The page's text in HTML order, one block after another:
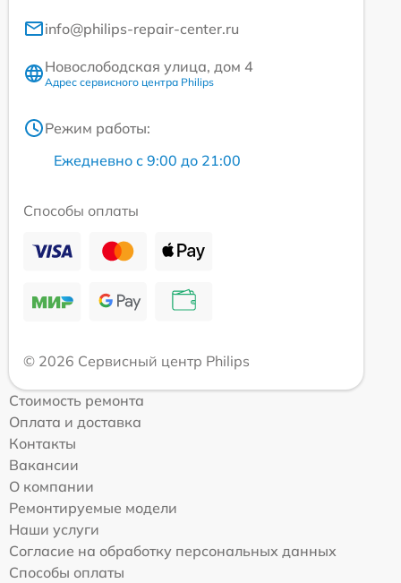
info@philips-repair-center.ru
Новослободская улица, дом 4
Адрес сервисного центра Philips
Режим работы:
Ежедневно с 9:00 до 21:00
Способы оплаты
© 2026 Сервисный центр Philips
Стоимость ремонта
Оплата и доставка
Контакты
Вакансии
О компании
Ремонтируемые модели
Наши услуги
Согласие на обработку персональных данных
Способы оплаты